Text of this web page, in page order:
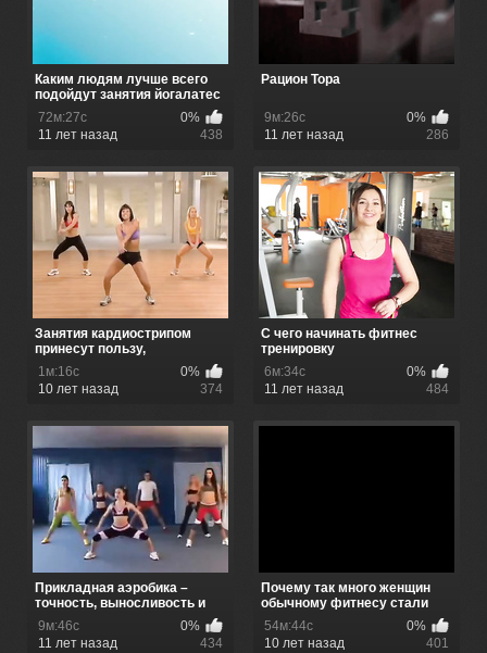
Каким людям лучше всего
подойдут занятия йогалатес
72м:27с
0%
11 лет назад
438
Рацион Тора
9м:26с
0%
11 лет назад
286
Занятия кардиострипом
принесут пользу,
наслаждение и...
1м:16с
0%
10 лет назад
374
C чего начинать фитнес
тренировку
6м:34с
0%
11 лет назад
484
Прикладная аэробика –
точность, выносливость и
психо...
9м:46с
0%
11 лет назад
434
Почему так много женщин
обычному фитнесу стали
предп...
54м:44с
0%
10 лет назад
401